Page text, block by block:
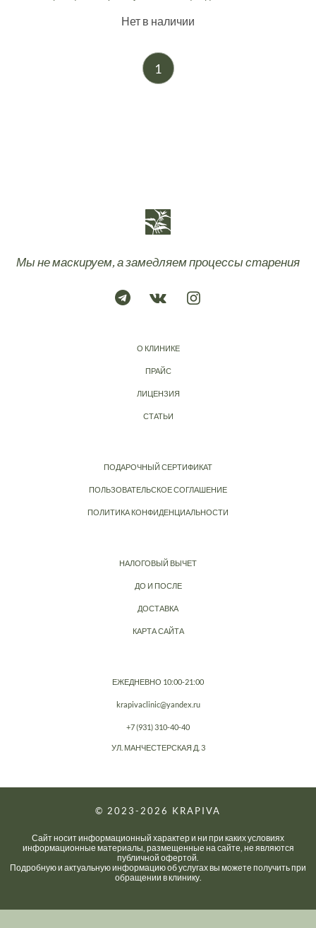
Нет в наличии
1
Мы не маскируем, а замедляем процессы старения
О КЛИНИКЕ
ПРАЙС
ЛИЦЕНЗИЯ
СТАТЬИ
ПОДАРОЧНЫЙ СЕРТИФИКАТ
ПОЛЬЗОВАТЕЛЬСКОЕ СОГЛАШЕНИЕ
ПОЛИТИКА КОНФИДЕНЦИАЛЬНОСТИ
НАЛОГОВЫЙ ВЫЧЕТ
ДО И ПОСЛЕ
ДОСТАВКА
КАРТА САЙТА
ЕЖЕДНЕВНО 10:00-21:00
krapivaclinic@yandex.ru
+7 (931) 310-40-40
УЛ. МАНЧЕСТЕРСКАЯ Д. 3
© 2023-2026 KRAPIVA
Сайт носит информационный характер и ни при каких условиях
информационные материалы, размещенные на сайте, не являются
публичной офертой.
Подробную и актуальную информацию об услугах вы можете получить при
обращении в клинику.